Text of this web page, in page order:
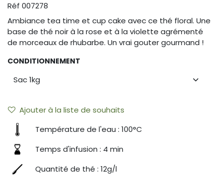
Réf 007278
Ambiance tea time et cup cake avec ce thé floral. Une
base de thé noir à la rose et à la violette agrémenté
de morceaux de rhubarbe. Un vrai gouter gourmand !
CONDITIONNEMENT
Ajouter à la liste de souhaits
Température de l'eau : 100°C
Temps d'infusion : 4 min
Quantité de thé : 12g/l